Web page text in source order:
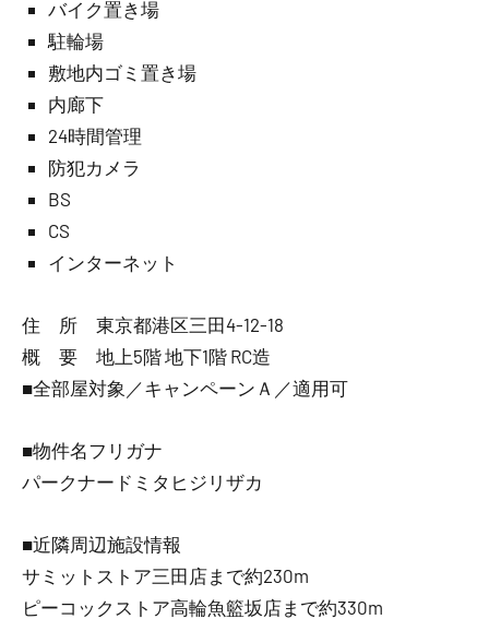
バイク置き場
駐輪場
敷地内ゴミ置き場
内廊下
24時間管理
防犯カメラ
BS
CS
インターネット
住 所 東京都港区三田4-12-18
概 要 地上5階 地下1階 RC造
■全部屋対象／キャンペーンＡ／適用可
■物件名フリガナ
パークナードミタヒジリザカ
■近隣周辺施設情報
サミットストア三田店まで約230m
ピーコックストア高輪魚籃坂店まで約330m